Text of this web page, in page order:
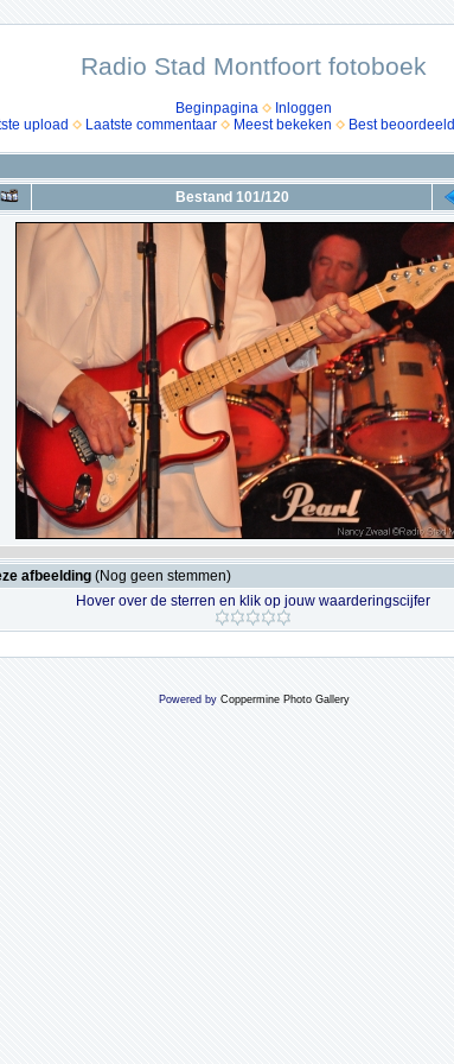
Radio Stad Montfoort fotoboek
Beginpagina
Inloggen
upload Laatste commentaar Meest bekeken Best beoordeeld
Bestand 101/120
afbeelding (Nog geen stemmen)
Hover over de sterren en klik op jouw waarderingscijfer
Powered by Coppermine Photo Gallery